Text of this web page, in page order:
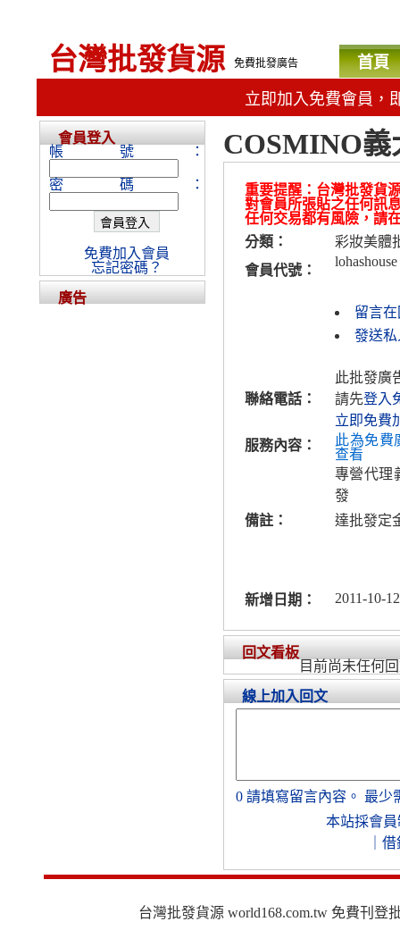
台灣批發貨源 免費批發廣告 首頁
立即加入免費會員，
COSMINO義
重要提醒：台灣批發貨
對會員所張貼之任何訊
任何交易都有風險，請
分類：
彩妝美體
會員代號：
lohashouse
留言
發送私
聯絡電話：
此批發廣
請先登入
立即免費
服務內容：
此為免費
查看
專營代理
發
備註：
達批發定
新增日期： 2011-10-
回文看板
目前尚未任何
線上加入回文
0 請填寫留言內容。 最少
本站採會員
借
會員登入
帳號：
密碼：
免費加入會員
忘記密碼？
廣告
台灣批發貨源 world168.com.tw 免費刊登